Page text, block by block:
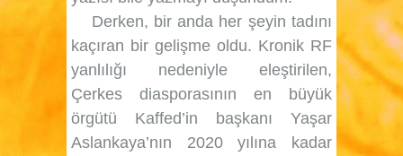
Derken, bir anda her şeyin tadını
kaçıran bir gelişme oldu. Kronik RF
yanlılığı nedeniyle eleştirilen,
Çerkes diasporasının en büyük
örgütü Kaffed’in başkanı Yaşar
Aslankaya’nın 2020 yılına kadar